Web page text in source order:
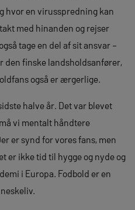
hvor en virusspredning kan
med hinanden og rejser
tage en del af sit ansvar –
den finske landsholdsanfører,
også er ærgerlige.
halve år. Det var blevet
vi mentalt håndtere
er synd for vores fans, men
er ikke tid til hygge og nyde og
i Europa. Fodbold er en